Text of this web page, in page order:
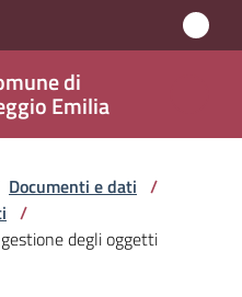
di
Emilia
Documenti e dati /
/
degli oggetti